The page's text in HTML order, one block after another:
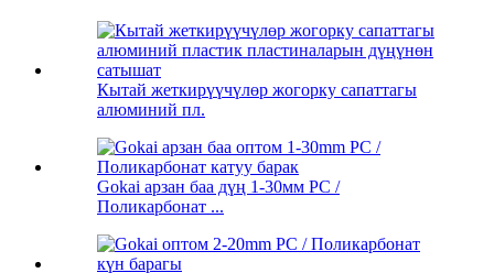
Кытай жеткирүүчүлөр жогорку сапаттагы
алюминий пл.
Gokai арзан баа дүң 1-30мм PC /
Поликарбонат ...